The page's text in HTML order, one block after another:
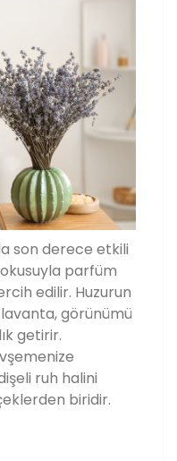
son derece etkili
parfüm
edilir. Huzurun
görünümü
getirir.
ruh halini
biridir.